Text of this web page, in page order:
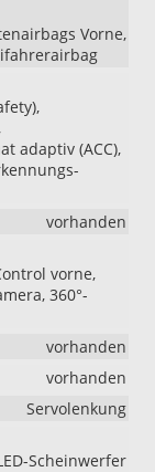
Vorne,
adaptiv (ACC),
vorhanden
vorne,
360°-
vorhanden
vorhanden
Servolenkung
Scheinwerfer